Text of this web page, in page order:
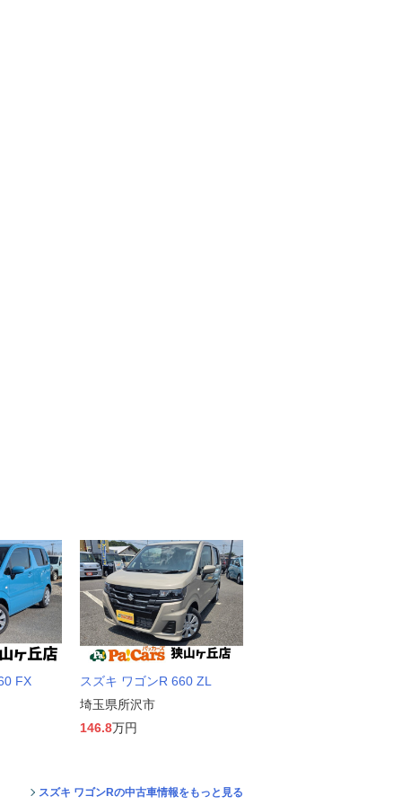
FX
スズキ ワゴンR 660 ZL
埼玉県所沢市
146.8万円
スズキ ワゴンRの中古車情報をもっと見る